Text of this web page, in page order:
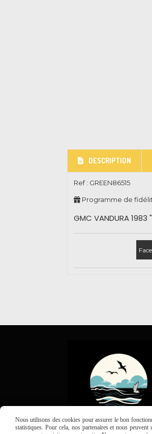
DESCRIPTION
Ref : GREEN86515
Programme de
GMC VANDURA 1983
Nous utilisons des cookies pour assurer le bon
statistiques. Pour cela, nos partenaires et nous